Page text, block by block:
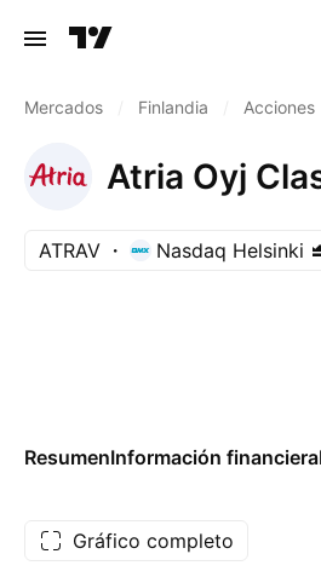
Mercados Finlandia Acciones
Atria Oyj
ATRAV Nasdaq Helsinki
ResumenInformación financiera
Gráfico completo